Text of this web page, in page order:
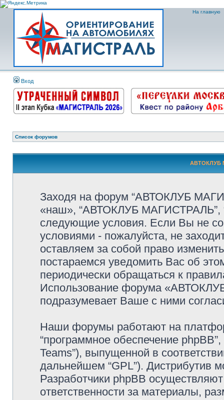
На главную
Вход
Список форумов
АВТОКЛУБ
Заходя на форум “АВТОКЛУБ
«наш», “АВТОКЛУБ МАГИСТРАЛЬ”,
следующие условия. Если Вы не
условиями - пожалуйста, не
оставляем за собой право
постараемся уведомить Вас об
периодически обращаться к
Использование форума
подразумевает Ваше с ними
Наши форумы работают на
“программное обеспечение
Teams”), выпущенной в
дальнейшем “GPL”). Дистрибутив
Разработчики phpBB
ответственности за материалы,